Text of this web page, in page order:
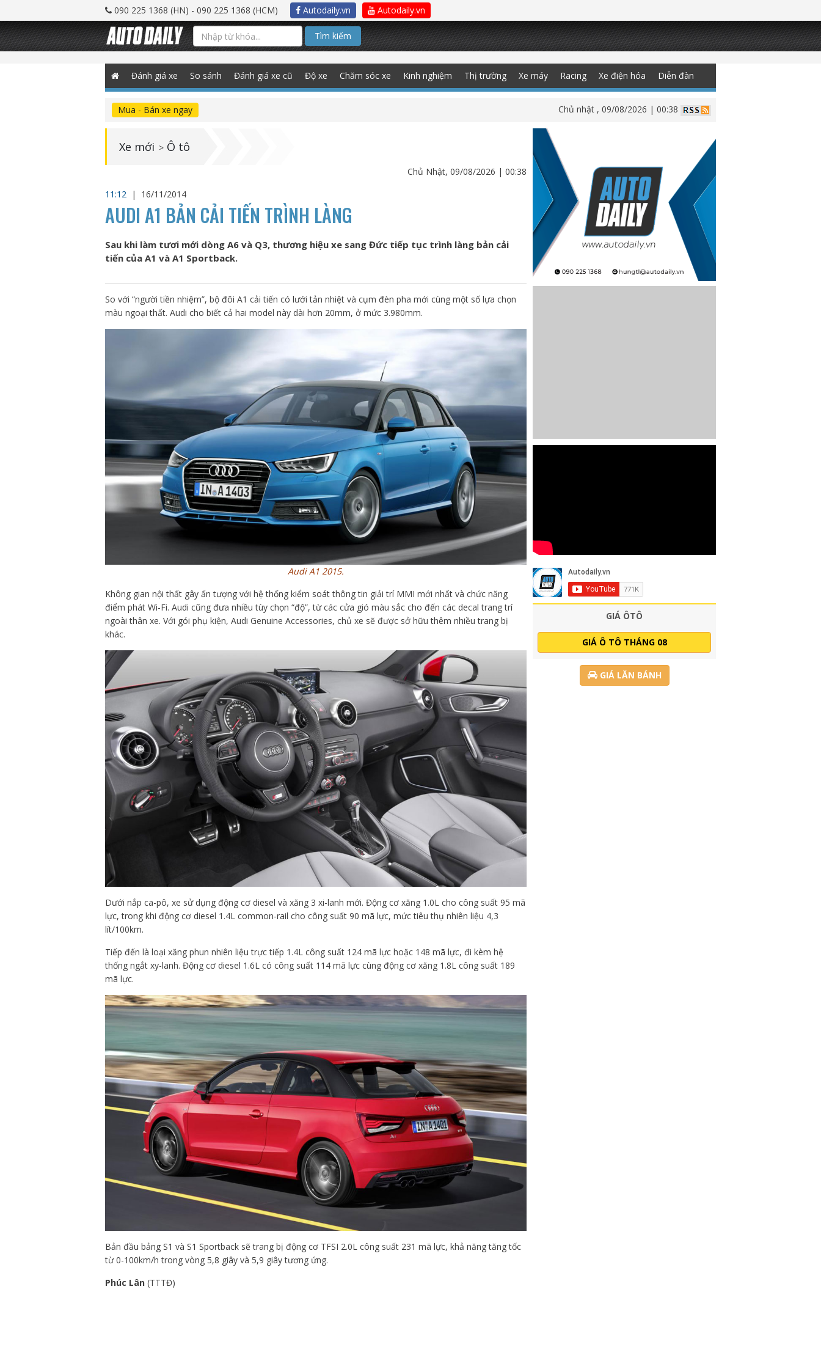
090 225 1368 (HN) - 090 225 1368 (HCM) Autodaily.vn Autodaily.vn
Tìm kiếm
Đánh giá xe So sánh Đánh giá xe cũ Độ xe Chăm sóc xe Kinh nghiệm Thị trường Xe máy Racing Xe điện hóa Diễn đàn
Mua - Bán xe ngay Chủ nhật , 09/08/2026 | 00:38
Xe mới > Ô tô
Chủ Nhật, 09/08/2026 | 00:38
11:12 | 16/11/2014
AUDI A1 BẢN CẢI TIẾN TRÌNH LÀNG
Sau khi làm tươi mới dòng A6 và Q3, thương hiệu xe sang Đức tiếp tục trình làng bản cải
tiến của A1 và A1 Sportback.
So với “người tiền nhiệm”, bộ đôi A1 cải tiến có lưới tản nhiệt và cụm đèn pha mới cùng một số lựa chọn
màu ngoại thất. Audi cho biết cả hai model này dài hơn 20mm, ở mức 3.980mm.
Audi A1 2015.
Không gian nội thất gây ấn tượng với hệ thống kiểm soát thông tin giải trí MMI mới nhất và chức năng
điểm phát Wi-Fi. Audi cũng đưa nhiều tùy chọn “độ”, từ các cửa gió màu sắc cho đến các decal trang trí
ngoài thân xe. Với gói phụ kiện, Audi Genuine Accessories, chủ xe sẽ được sở hữu thêm nhiều trang bị
khác.
Dưới nắp ca-pô, xe sử dụng động cơ diesel và xăng 3 xi-lanh mới. Động cơ xăng 1.0L cho công suất 95 mã
lực, trong khi động cơ diesel 1.4L common-rail cho công suất 90 mã lực, mức tiêu thụ nhiên liệu 4,3
lít/100km.
Tiếp đến là loại xăng phun nhiên liệu trực tiếp 1.4L công suất 124 mã lực hoặc 148 mã lực, đi kèm hệ
thống ngắt xy-lanh. Động cơ diesel 1.6L có công suất 114 mã lực cùng động cơ xăng 1.8L công suất 189
mã lực.
Bản đầu bảng S1 và S1 Sportback sẽ trang bị động cơ TFSI 2.0L công suất 231 mã lực, khả năng tăng tốc
từ 0-100km/h trong vòng 5,8 giây và 5,9 giây tương ứng.
Phúc Lân (TTTĐ)
GIÁ ÔTÔ
GIÁ Ô TÔ THÁNG 08
GIÁ LĂN BÁNH